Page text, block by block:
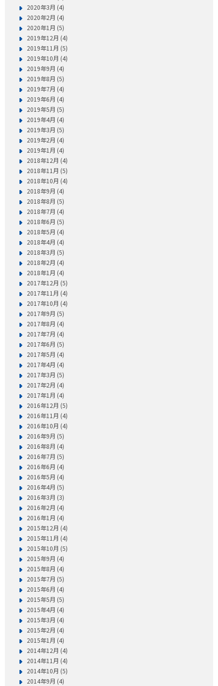
2020年3月 (4)
2020年2月 (4)
2020年1月 (5)
2019年12月 (4)
2019年11月 (5)
2019年10月 (4)
2019年9月 (4)
2019年8月 (5)
2019年7月 (4)
2019年6月 (4)
2019年5月 (5)
2019年4月 (4)
2019年3月 (5)
2019年2月 (4)
2019年1月 (4)
2018年12月 (4)
2018年11月 (5)
2018年10月 (4)
2018年9月 (4)
2018年8月 (5)
2018年7月 (4)
2018年6月 (5)
2018年5月 (4)
2018年4月 (4)
2018年3月 (5)
2018年2月 (4)
2018年1月 (4)
2017年12月 (5)
2017年11月 (4)
2017年10月 (4)
2017年9月 (5)
2017年8月 (4)
2017年7月 (4)
2017年6月 (5)
2017年5月 (4)
2017年4月 (4)
2017年3月 (5)
2017年2月 (4)
2017年1月 (4)
2016年12月 (5)
2016年11月 (4)
2016年10月 (4)
2016年9月 (5)
2016年8月 (4)
2016年7月 (5)
2016年6月 (4)
2016年5月 (4)
2016年4月 (5)
2016年3月 (3)
2016年2月 (4)
2016年1月 (4)
2015年12月 (4)
2015年11月 (4)
2015年10月 (5)
2015年9月 (4)
2015年8月 (4)
2015年7月 (5)
2015年6月 (4)
2015年5月 (5)
2015年4月 (4)
2015年3月 (4)
2015年2月 (4)
2015年1月 (4)
2014年12月 (4)
2014年11月 (4)
2014年10月 (5)
2014年9月 (4)